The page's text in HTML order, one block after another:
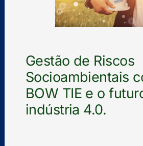
Gestão de Riscos
Socioambientais
BOW TIE e o
indústria 4.0.